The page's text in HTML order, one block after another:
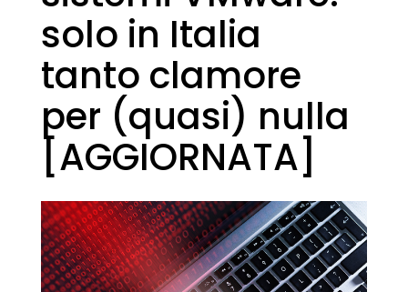
solo in Italia
tanto clamore
per (quasi) nulla
[AGGIORNATA]